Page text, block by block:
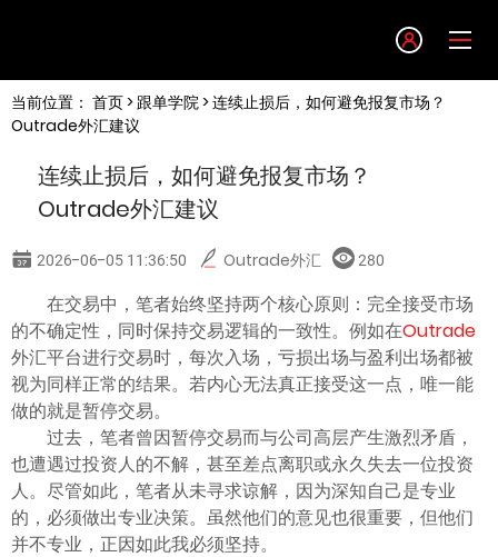
English
简体中文
한글
日本語
Tiếng việt
ไทย
当前位置： 首页> 跟单学院> 连续止损后，如何避免报复市场？
Outrade外汇建议
连续止损后，如何避免报复市场？
Outrade外汇建议
2026-06-05 11:36:50 Outrade外汇 280
在交易中，笔者始终坚持两个核心原则：完全接受市场
的不确定性，同时保持交易逻辑的一致性。例如在Outrade
外汇平台进行交易时，每次入场，亏损出场与盈利出场都被
视为同样正常的结果。若内心无法真正接受这一点，唯一能
做的就是暂停交易。
过去，笔者曾因暂停交易而与公司高层产生激烈矛盾，
也遭遇过投资人的不解，甚至差点离职或永久失去一位投资
人。尽管如此，笔者从未寻求谅解，因为深知自己是专业
的，必须做出专业决策。虽然他们的意见也很重要，但他们
并不专业，正因如此我必须坚持。